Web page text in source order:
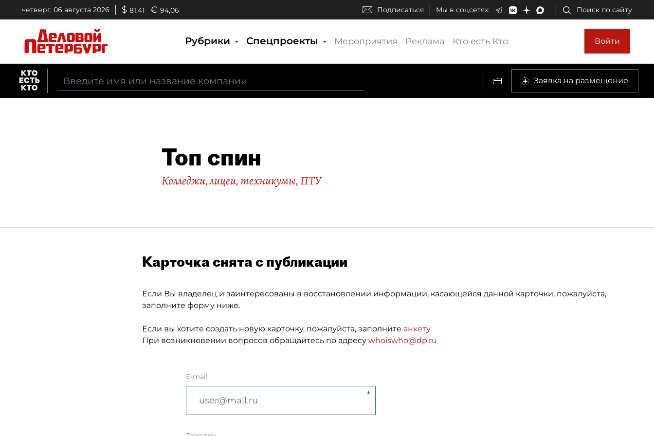
четверг, 06 августа 2026 $ 81,41 € 94,06 Подписаться Мы в соцсетях: Поиск по сайту
Рубрики Спецпроекты Мероприятия Реклама Кто есть Кто Войти
Заявка на размещение
Топ спин
Колледжи, лицеи, техникумы, ПТУ
Карточка снята с публикации
Если Вы владелец и заинтересованы в восстановлении информации, касающейся данной карточки, пожалуйста,
заполните форму ниже.
Если вы хотите создать новую карточку, пожалуйста, заполните анкету
При возникновении вопросов обращайтесь по адресу whoiswho@dp.ru
E-mail